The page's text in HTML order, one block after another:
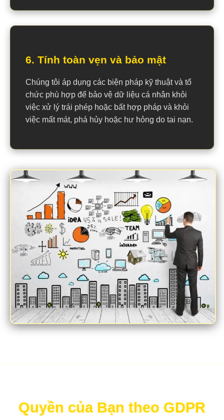
6. Tính toàn vẹn và bảo mật
Chúng tôi áp dụng các biện pháp kỹ thuật và tổ
chức phù hợp để bảo vệ dữ liệu cá nhân khỏi
việc xử lý trái phép hoặc bất hợp pháp và khỏi
việc mất mát, phá hủy hoặc hư hỏng do tai nạn.
Quyền của Bạn theo GDPR